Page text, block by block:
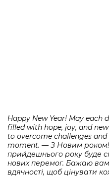
Happy New Year! May each
filled with hope, joy, and
to overcome challenges
moment. — З Новим
прийдешнього року буде
нових перемог. Бажаю
вдячності, щоб цінувати